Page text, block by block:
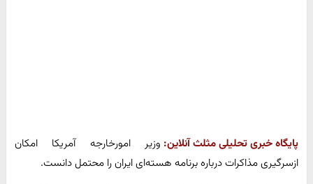
پایگاه خبری تحلیلی مثلث آنلاین: وزیر امورخارجه آمریکا امکان
ازسرگیری مذاکرات درباره برنامه هسته‌ای ایران را محتمل دانست.